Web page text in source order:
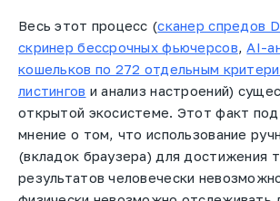
Весь этот процесс (сканер спредов
скринер бессрочных фьючерсов,AI-
кошельков по 272 отдельным
листингов и анализ настроений)
открытой экосистеме. Этот факт
мнение о том, что использование
(вкладок браузера) для достижения
результатов человечески